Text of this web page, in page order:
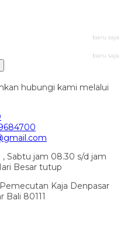
baru saja
baru saja
hubungi kami melalui
Sabtu jam 08.30 s/d jam
Besar tutup
Kaja Denpasar
Bali 80111